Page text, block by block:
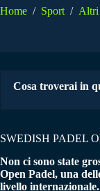
Home / Sport / Altri
Cosa troverai in
SWEDISH PADEL
Non ci sono state
Open Padel, una
livello internazionale.